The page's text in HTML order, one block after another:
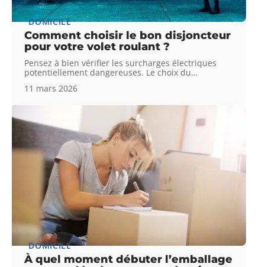
DOMICILE
Comment choisir le bon disjoncteur
pour votre volet roulant ?
Pensez à bien vérifier les surcharges électriques
potentiellement dangereuses. Le choix du…
11 mars 2026
DOMICILE
À quel moment débuter l’emballage